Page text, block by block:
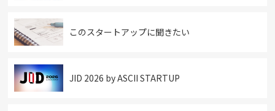
このスタートアップに聞きたい
JID 2026 by ASCII STARTUP